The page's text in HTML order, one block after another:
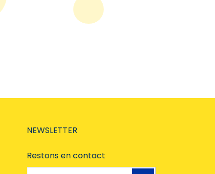
NEWSLETTER
Restons en contact